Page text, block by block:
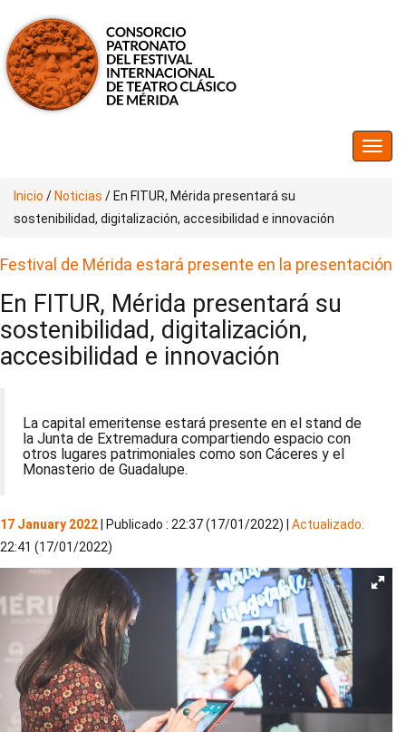
Inicio / Noticias / En FITUR, Mérida presentará su
sostenibilidad, digitalización, accesibilidad e innovación
Festival de Mérida estará presente en la presentación
En FITUR, Mérida presentará su
sostenibilidad, digitalización,
accesibilidad e innovación
La capital emeritense estará presente en el stand de
la Junta de Extremadura compartiendo espacio con
otros lugares patrimoniales como son Cáceres y el
Monasterio de Guadalupe.
17 January 2022 | Publicado : 22:37 (17/01/2022) | Actualizado:
22:41 (17/01/2022)